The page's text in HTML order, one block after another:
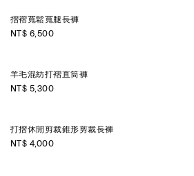
摺褶寬鬆寬腿長褲
NT$ 6,500
羊毛混紡打褶直筒褲
NT$ 5,300
打摺休閒剪裁錐形剪裁長褲
NT$ 4,000